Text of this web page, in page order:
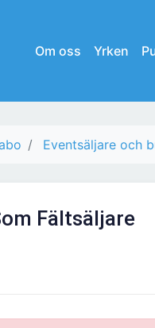
Om oss Yrken
Eventsäljare och
Fältsäljare